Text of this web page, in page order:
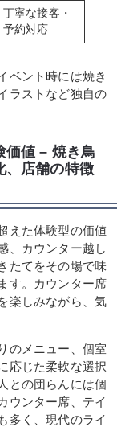
丁寧な接客・
予約対応
ベント時には焼き
ラストなど独自の
価値 – 焼き鳥
、店舗の特徴
えた体験型の価値
、カウンター越し
たてをその場で味
す。カウンター席
楽しみながら、気
のメニュー、個室
応じた柔軟な選択
との団らんには個
ウンター席、テイ
多く、現代のライ